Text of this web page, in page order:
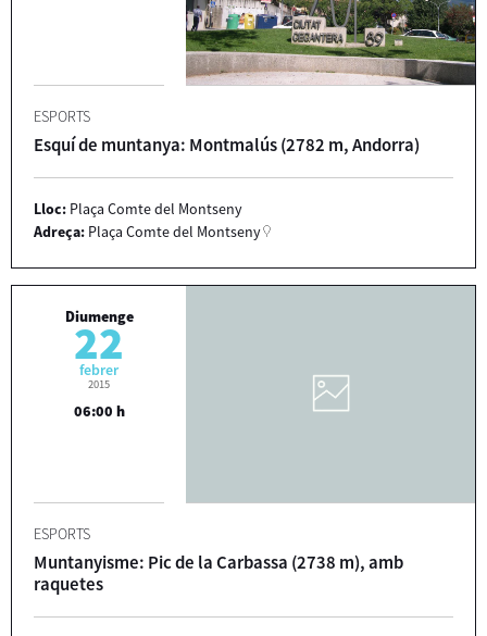
ESPORTS
Esquí de muntanya: Montmalús (2782 m, Andorra)
Lloc: Plaça Comte del Montseny
Adreça: Plaça Comte del Montseny
Diumenge
22
febrer
2015
06:00 h
ESPORTS
Muntanyisme: Pic de la Carbassa (2738 m), amb
raquetes